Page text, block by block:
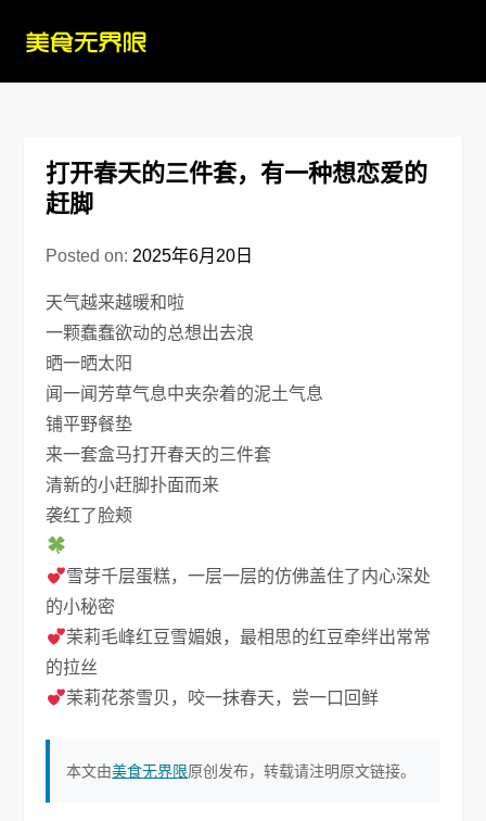
打开春天的三件套，有一种想恋爱的
赶脚
Posted on: 2025年6月20日
天气越来越暖和啦
一颗蠢蠢欲动的总想出去浪
晒一晒太阳
闻一闻芳草气息中夹杂着的泥土气息
铺平野餐垫
来一套盒马打开春天的三件套
清新的小赶脚扑面而来
袭红了脸颊
雪芽千层蛋糕，一层一层的仿佛盖住了内心深处
的小秘密
茉莉毛峰红豆雪媚娘，最相思的红豆牵绊出常常
的拉丝
茉莉花茶雪贝，咬一抹春天，尝一口回鲜
本文由美食无界限原创发布，转载请注明原文链接。